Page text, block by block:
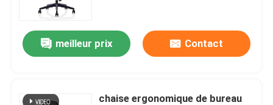
meilleur prix Contact
chaise ergonomique de bureau